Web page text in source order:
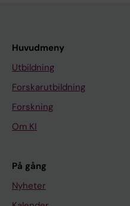
Huvudmeny
Utbildning
Forskarutbildning
Forskning
Om KI
På gång
Nyheter